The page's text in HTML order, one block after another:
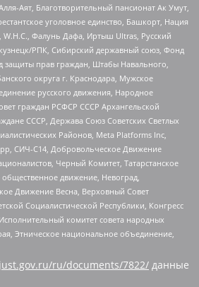
Аят, Благотворительный пансионат Ак Умут,
уголовное единство, Башкорт, Нация
W.H.С., Фалунь Дафа, Иртыш Ultras, Русский
РПК, Сибирский державный союз, Фонд
прав граждан, Штабы Навального,
округа г. Краснодара, Мужское
русского движения, Народное
граждан РСФСР СССР Архангельской
СССР, Держава Союз Советских Светлых
Районов, Meta Platforms Inc,
СИЧ-С14, Добровольческое Движение
Черный Комитет, Татарстанское
общественное движение, Невоград,
Движение Весна, Верховный Совет
Социалистической Республики, Конгресс
комитет совета народных
Этническое национальное объединение,
ru/documents/7822/ данные